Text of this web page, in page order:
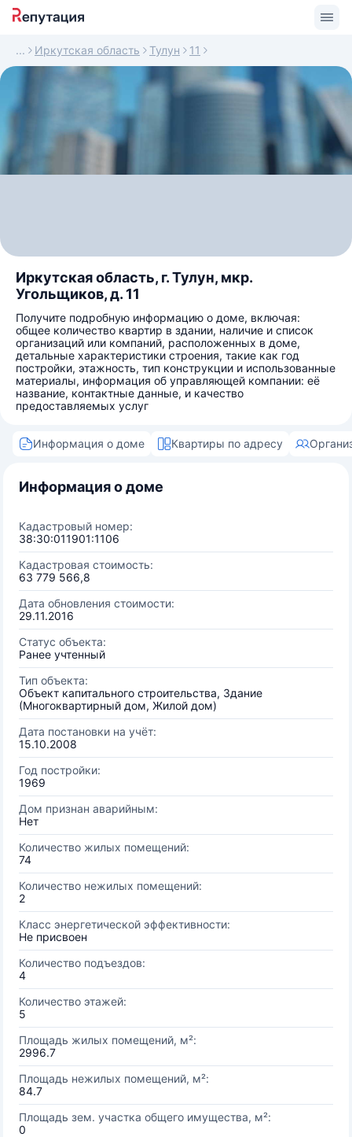
Иркутская область Тулун 11
Иркутская область, г. Тулун, мкр.
Угольщиков, д. 11
Получите подробную информацию о доме, включая:
общее количество квартир в здании, наличие и список
организаций или компаний, расположенных в доме,
детальные характеристики строения, такие как год
постройки, этажность, тип конструкции и использованные
материалы, информация об управляющей компании: её
название, контактные данные, и качество
предоставляемых услуг
Информация о доме Квартиры по адресу
Информация о доме
Кадастровый номер:
38:30:011901:1106
Кадастровая стоимость:
63 779 566,8
Дата обновления стоимости:
29.11.2016
Статус объекта:
Ранее учтенный
Тип объекта:
Объект капитального строительства, Здание
(Многоквартирный дом, Жилой дом)
Дата постановки на учёт:
15.10.2008
Год постройки:
1969
Дом признан аварийным:
Нет
Количество жилых помещений:
74
Количество нежилых помещений:
2
Класс энергетической эффективности:
Не присвоен
Количество подъездов:
4
Количество этажей:
5
Площадь жилых помещений, м²:
2996.7
Площадь нежилых помещений, м²:
84.7
Площадь зем. участка общего имущества, м²:
0